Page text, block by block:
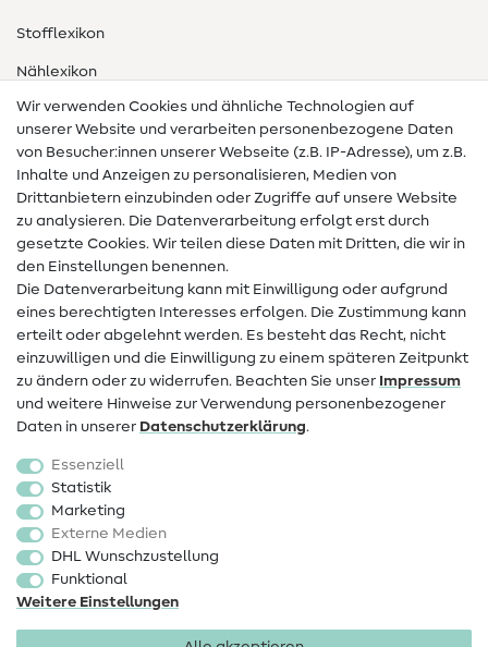
Stofflexikon
Nählexikon
Nähanleitungen
Hilfe & Kontakt
Kontakt
Infos zum Betreiberwechsel
Widerrufsrecht
Beliebt
Stoffe
Sale
Schnittmuster
Wir verwenden Cookies und ähnliche Technologien auf
unserer Website und verarbeiten personenbezogene Daten
von Besucher:innen unserer Webseite (z.B. IP-Adresse), um z.B.
Inhalte und Anzeigen zu personalisieren, Medien von
Drittanbietern einzubinden oder Zugriffe auf unsere Website
zu analysieren. Die Datenverarbeitung erfolgt erst durch
gesetzte Cookies. Wir teilen diese Daten mit Dritten, die wir in
den Einstellungen benennen.
Die Datenverarbeitung kann mit Einwilligung oder aufgrund
eines berechtigten Interesses erfolgen. Die Zustimmung kann
erteilt oder abgelehnt werden. Es besteht das Recht, nicht
einzuwilligen und die Einwilligung zu einem späteren Zeitpunkt
zu ändern oder zu widerrufen. Beachten Sie unser Impressum
und weitere Hinweise zur Verwendung personenbezogener
Daten in unserer Daten­schutz­erklärung.
Essenziell
Statistik
Marketing
Externe Medien
DHL Wunschzustellung
Funktional
Weitere Einstellungen